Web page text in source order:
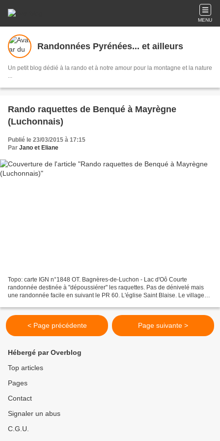
MENU
Randonnées Pyrénées... et ailleurs
Un petit blog dédié à la rando et à notre amour pour la montagne et la nature
...
Rando raquettes de Benqué à Mayrègne
(Luchonnais)
Publié le 23/03/2015 à 17:15
Par Jano et Eliane
Topo: carte IGN n°1848 OT. Bagnères-de-Luchon - Lac d'Oô Courte
randonnée destinée à "dépoussiérer" les raquettes. Pas de dénivelé mais
une randonnée facile en suivant le PR 60. L'église Saint Blaise. Le village
< Page précédente Page suivante >
Hébergé par Overblog
Top articles
Pages
Contact
Signaler un abus
C.G.U.